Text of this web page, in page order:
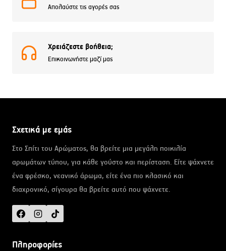
Απολαύστε τις αγορές σας
Χρειάζεστε βοήθεια;
Επικοινωνήστε μαζί μας
Σχετικά με εμάς
Στο Σπίτι του Αρώματος, θα βρείτε μια μεγάλη ποικιλία
αρωμάτων τύπου, για κάθε γούστο και περίσταση. Είτε ψάχνετε
ένα φρέσκο, νεανικό άρωμα, είτε ένα πιο κλασικό και
διαχρονικό, σίγουρα θα βρείτε αυτό που ψάχνετε.
Πληροφορίες